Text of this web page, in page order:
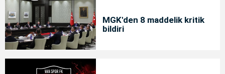
MGK'den 8 maddelik kritik
bildiri